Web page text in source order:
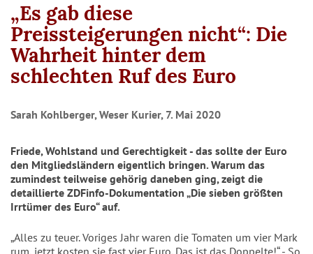
„Es gab diese
Preissteigerungen nicht“: Die
Wahrheit hinter dem
schlechten Ruf des Euro
Sarah Kohlberger, Weser Kurier, 7. Mai 2020
Friede, Wohlstand und Gerechtigkeit - das sollte der Euro
den Mitgliedsländern eigentlich bringen. Warum das
zumindest teilweise gehörig daneben ging, zeigt die
detaillierte ZDFinfo-Dokumentation „Die sieben größten
Irrtümer des Euro“ auf.
„Alles zu teuer. Voriges Jahr waren die Tomaten um vier Mark
rum, jetzt kosten sie fast vier Euro. Das ist das Doppelte!“ - So